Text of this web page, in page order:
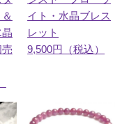
イト・水晶ブレス
レット
9,500円（税込）